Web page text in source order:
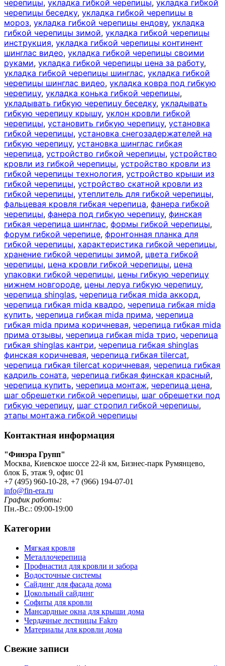
черепицы, укладка гибкой черепицы, укладка гибкой
черепицы беседку, укладка гибкой черепицы в
мороз, укладка гибкой черепицы ендову, укладка
гибкой черепицы зимой, укладка гибкой черепицы
инструкция, укладка гибкой черепицы континент
шинглас видео, укладка гибкой черепицы своими
руками, укладка гибкой черепицы цена за работу,
укладка гибкой черепицы шинглас, укладка гибкой
черепицы шинглас видео, укладка ковра под гибкую
черепицу, укладка конька гибкой черепицы,
укладывать гибкую черепицу беседку, укладывать
гибкую черепицу крышу, уклон кровли гибкой
черепицы, установить гибкую черепицу, установка
гибкой черепицы, установка снегозадержателей на
гибкую черепицу, установка шинглас гибкая
черепица, устройство гибкой черепицы, устройство
кровли из гибкой черепицы, устройство кровли из
гибкой черепицы технология, устройство крыши из
гибкой черепицы, устройство скатной кровли из
гибкой черепицы, утеплитель для гибкой черепицы,
фальцевая кровля гибкая черепица, фанера гибкой
черепицы, фанера под гибкую черепицу, финская
гибкая черепица шинглас, формы гибкой черепицы,
форум гибкой черепице, фронтонная планка для
гибкой черепицы, характеристика гибкой черепицы,
хранение гибкой черепицы зимой, цвета гибкой
черепицы, цена кровли гибкой черепицы, цена
упаковки гибкой черепицы, цены гибкую черепицу
нижнем новгороде, цены леруа гибкую черепицу,
черепица shinglas, черепица гибкая mida аккорд,
черепица гибкая mida квадро, черепица гибкая mida
купить, черепица гибкая mida прима, черепица
гибкая mida прима коричневая, черепица гибкая mida
прима отзывы, черепица гибкая mida трио, черепица
гибкая shinglas кантри, черепица гибкая shinglas
финская коричневая, черепица гибкая tilercat,
черепица гибкая tilercat коричневая, черепица гибкая
кадриль соната, черепица гибкая финская красный,
черепица купить, черепица монтаж, черепица цена,
шаг обрешетки гибкой черепицы, шаг обрешетки под
гибкую черепицу, шаг стропил гибкой черепицы,
этапы монтажа гибкой черепицы
Контактная информация
"Финэра Групп"
Москва, Киевское шоссе 22-й км, Бизнес-парк Румянцево,
блок Б, этаж 9, офис 01
+7 (495) 960-10-28, +7 (966) 194-07-01
info@fin-era.ru
График работы:
Пн.-Вс.: 09:00-19:00
Категории
Мягкая кровля
Металлочерепица
Профнастил для кровли и забора
Водосточные системы
Сайдинг для фасада дома
Цокольный сайдинг
Софиты для кровли
Мансардные окна для крыши дома
Чердачные лестницы Fakro
Материалы для кровли дома
Свежие записи